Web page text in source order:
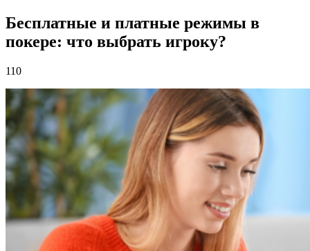
Бесплатные и платные режимы в
покере: что выбрать игроку?
110